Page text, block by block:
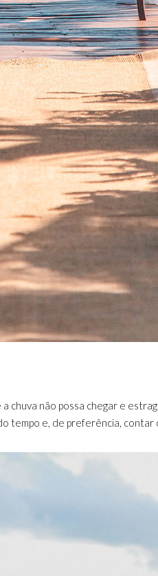
não possa chegar e
tempo e, de preferência, contar